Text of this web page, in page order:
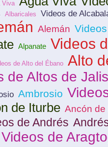
Viva
Albaricales Videos de
Alemán
Alpanate Videos
de Alto del Ébano Alto
de Altos de
Ambrosio
de Iturbe Ancón de
de Andrés
Videos de